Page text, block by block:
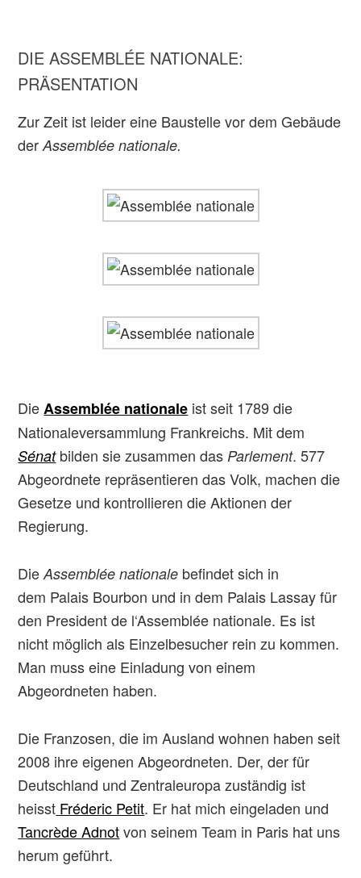
DIE ASSEMBLÉE NATIONALE:
PRÄSENTATION
Zur Zeit ist leider eine Baustelle vor dem Gebäude
derAssemblée nationale.
Die Assemblée nationale ist seit 1789 die
Nationaleversammlung Frankreichs. Mit dem
Sénat bilden sie zusammen das Parlement. 577
Abgeordnete repräsentieren das Volk, machen die
Gesetze und kontrollieren die Aktionen der
Regierung.
DieAssemblée nationale befindet sich in
dem Palais Bourbon und in dem Palais Lassay für
den President de l‘Assemblée nationale. Es ist
nicht möglich als Einzelbesucher rein zu kommen.
Man muss eine Einladung von einem
Abgeordneten haben.
Die Franzosen, die im Ausland wohnen haben seit
2008 ihre eigenen Abgeordneten. Der, der für
Deutschland und Zentraleuropa zuständig ist
heisst Fréderic Petit. Er hat mich eingeladen und
Tancrède Adnotvon seinem Team in Paris hat uns
herum geführt.